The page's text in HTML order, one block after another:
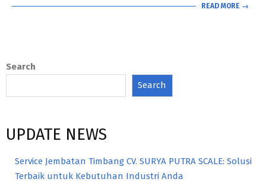
READ MORE →
Search
Search
UPDATE NEWS
Service Jembatan Timbang CV. SURYA PUTRA SCALE: Solusi
Terbaik untuk Kebutuhan Industri Anda